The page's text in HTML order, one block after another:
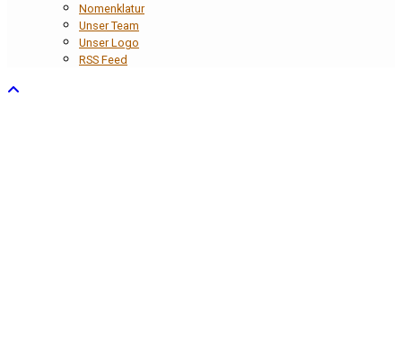
Nomenklatur
Unser Team
Unser Logo
RSS Feed